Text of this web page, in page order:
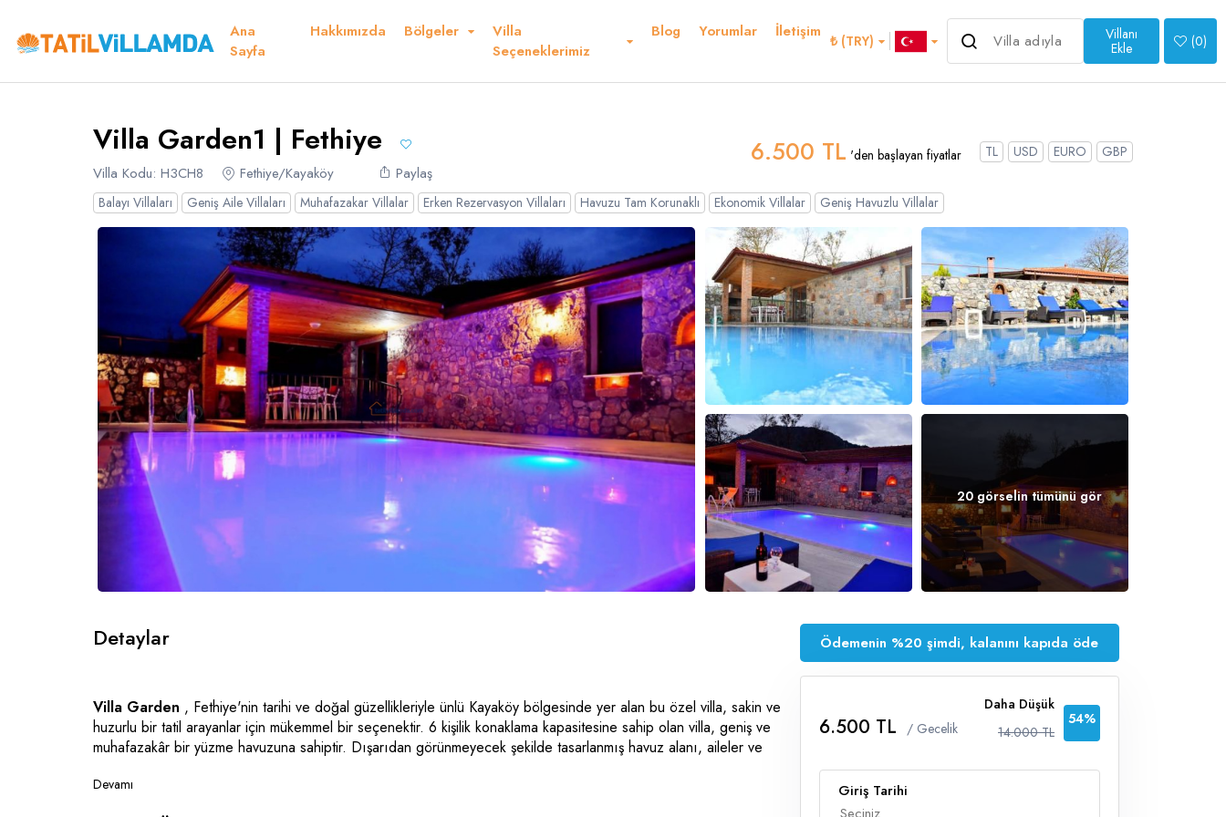
Ana
Sayfa
Hakkımızda Bölgeler
Villa
Seçeneklerimiz
Blog Yorumlar İletişim ₺ (TRY)
Villanı
Ekle
(0)
Villa Garden1 | Fethiye
Villa Kodu: H3CH8 Fethiye/Kayaköy Paylaş
Teşekkür Ederiz
6.500 TL 'den başlayan fiyatlar TL USD EURO GBP
Balayı Villaları Geniş Aile Villaları Muhafazakar Villalar Erken Rezervasyon Villaları Havuzu Tam Korunaklı Ekonomik Villalar Geniş Havuzlu Villalar
20 görselin tümünü gör
Detaylar Fiyatlar Müsaitlik Takvimi Kurallar ve Şartlar Konum Yorumlar 6.500 ₺ 'den başlayan fiyatlar
Detaylar
Villa Garden , Fethiye'nin tarihi ve doğal güzellikleriyle ünlü Kayaköy bölgesinde yer alan bu özel villa, sakin ve
huzurlu bir tatil arayanlar için mükemmel bir seçenektir. 6 kişilik konaklama kapasitesine sahip olan villa, geniş ve
muhafazakâr bir yüzme havuzuna sahiptir. Dışarıdan görünmeyecek şekilde tasarlanmış havuz alanı, aileler ve
Devamı
Ödemenin %20 şimdi, kalanını kapıda öde
6.500 TL / Gecelik
Daha Düşük
14.000 TL
54%
Giriş Tarihi
Dil Seçiniz
Türkçe English French German Italian
Russian Spanish
Kur Seçiniz
EUR- € USD GBP- £
Favorilerim
Müsaitlik Takvimi
Müsaitlik Takvimi >